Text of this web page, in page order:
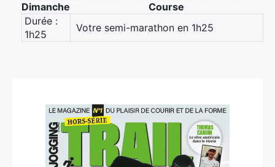
Dimanche
Course
Durée :
1h25
 Votre semi-marathon en 1h25